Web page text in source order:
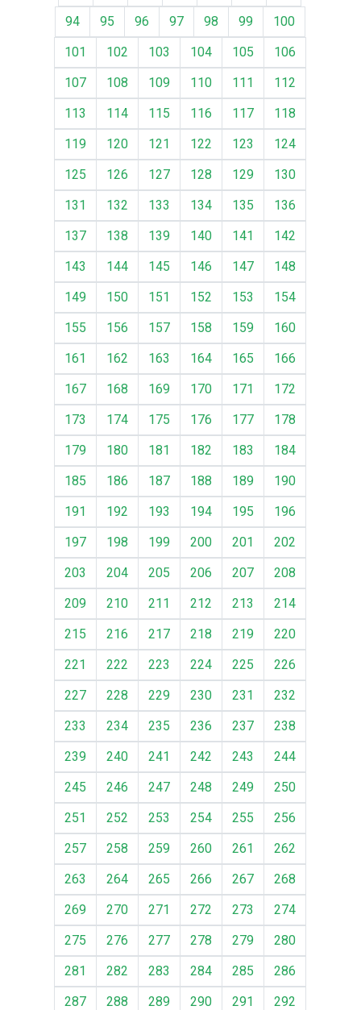
94
95 96 97 98 99
100
101
102 103 104 105
106
107
108 109 110 111
112
113
114 115 116 117
118
119
120 121 122 123
124
125
126 127 128 129
130
131
132 133 134 135
136
137
138 139 140 141
142
143
144 145 146 147
148
149
150 151 152 153
154
155
156 157 158 159
160
161
162 163 164 165
166
167
168 169 170 171
172
173
174 175 176 177
178
179
180 181 182 183
184
185
186 187 188 189
190
191
192 193 194 195
196
197
198 199 200 201
202
203
204 205 206 207
208
209
210 211 212 213
214
215
216 217 218 219
220
221
222 223 224 225
226
227
228 229 230 231
232
233
234 235 236 237
238
239
240 241 242 243
244
245
246 247 248 249
250
251
252 253 254 255
256
257
258 259 260 261
262
263
264 265 266 267
268
269
270 271 272 273
274
275
276 277 278 279
280
281
282 283 284 285
286
287
288 289 290 291
292